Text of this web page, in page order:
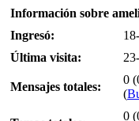
Información sobre
Ingresó:
Última visita:
Mensajes totales:
0
(
0